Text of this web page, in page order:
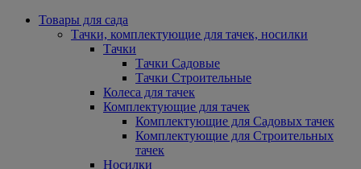
Товары для сада
Тачки, комплектующие для тачек, носилки
Тачки
Тачки Садовые
Тачки Строительные
Колеса для тачек
Комплектующие для тачек
Комплектующие для Садовых тачек
Комплектующие для Строительных
тачек
Носилки